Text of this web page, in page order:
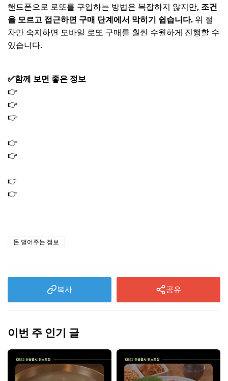
핸드폰으로 로또를 구입하는 방법은 복잡하지 않지만, 조건
을 모르고 접근하면 구매 단계에서 막히기 쉽습니다. 위 절
차만 숙지하면 모바일 로또 구매를 훨씬 수월하게 진행할 수
있습니다.
✅함께 보면 좋은 정보
👉
👉
👉
👉
👉
👉
👉
돈 벌어주는 정보
복사 공유
이번 주 인기 글